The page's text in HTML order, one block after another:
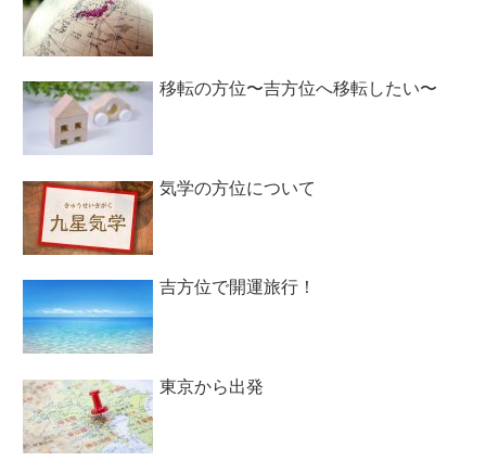
移転の方位〜吉方位へ移転したい〜
気学の方位について
吉方位で開運旅行！
東京から出発